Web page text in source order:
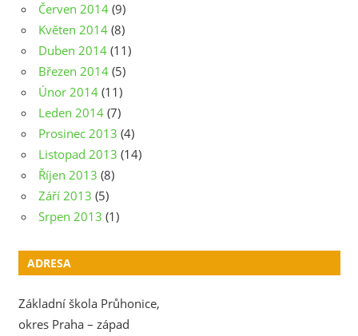
Červen 2014 (9)
Květen 2014 (8)
Duben 2014 (11)
Březen 2014 (5)
Únor 2014 (11)
Leden 2014 (7)
Prosinec 2013 (4)
Listopad 2013 (14)
Říjen 2013 (8)
Září 2013 (5)
Srpen 2013 (1)
ADRESA
Základní škola Průhonice,
okres Praha – západ